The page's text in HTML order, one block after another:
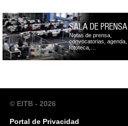
SALA DE PRENSA
Notas de prensa,
convocatorias, agenda,
fototeca,…
© EITB - 2026
Portal de Privacidad